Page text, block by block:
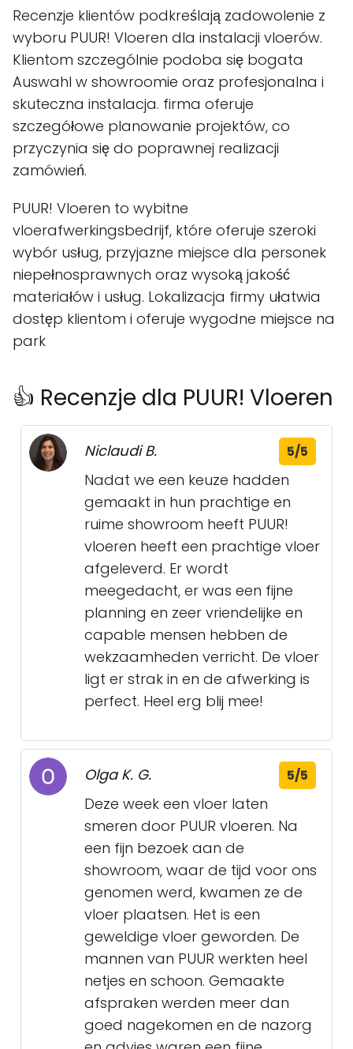
Recenzje klientów podkreślają zadowolenie z
wyboru PUUR! Vloeren dla instalacji vloerów.
Klientom szczególnie podoba się bogata
Auswahl w showroomie oraz profesjonalna i
skuteczna instalacja. firma oferuje
szczegółowe planowanie projektów, co
przyczynia się do poprawnej realizacji
zamówień.
PUUR! Vloeren to wybitne
vloerafwerkingsbedrijf, które oferuje szeroki
wybór usług, przyjazne miejsce dla personek
niepełnosprawnych oraz wysoką jakość
materiałów i usług. Lokalizacja firmy ułatwia
dostęp klientom i oferuje wygodne miejsce na
park
👍 Recenzje dla PUUR! Vloeren
Niclaudi B. 5/5
Nadat we een keuze hadden
gemaakt in hun prachtige en
ruime showroom heeft PUUR!
vloeren heeft een prachtige vloer
afgeleverd. Er wordt
meegedacht, er was een fijne
planning en zeer vriendelijke en
capable mensen hebben de
wekzaamheden verricht. De vloer
ligt er strak in en de afwerking is
perfect. Heel erg blij mee!
Olga K. G. 5/5
Deze week een vloer laten
smeren door PUUR vloeren. Na
een fijn bezoek aan de
showroom, waar de tijd voor ons
genomen werd, kwamen ze de
vloer plaatsen. Het is een
geweldige vloer geworden. De
mannen van PUUR werkten heel
netjes en schoon. Gemaakte
afspraken werden meer dan
goed nagekomen en de nazorg